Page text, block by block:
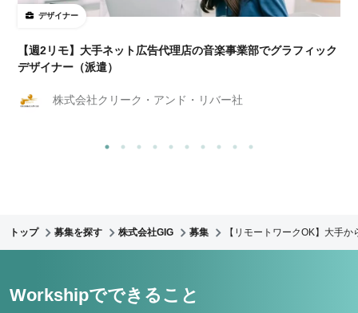
デザイナー
【週2リモ】大手ネット広告代理店の音楽事業部でグラフィック
デザイナー（派遣）
株式会社クリーク・アンド・リバー社
トップ 募集を探す 株式会社GIG 募集 【リモートワークOK】大手
Workshipでできること